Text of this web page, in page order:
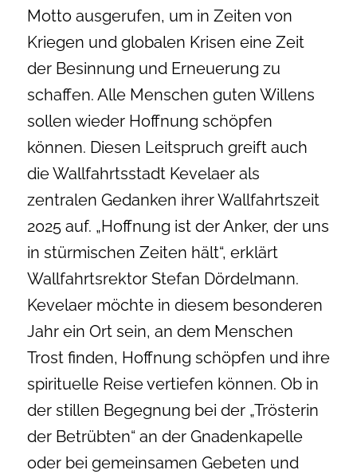
Motto ausgerufen, um in Zeiten von
Kriegen und globalen Krisen eine Zeit
der Besinnung und Erneuerung zu
schaffen. Alle Menschen guten Willens
sollen wieder Hoffnung schöpfen
können. Diesen Leitspruch greift auch
die Wallfahrtsstadt Kevelaer als
zentralen Gedanken ihrer Wallfahrtszeit
2025 auf. „Hoffnung ist der Anker, der uns
in stürmischen Zeiten hält“, erklärt
Wallfahrtsrektor Stefan Dördelmann.
Kevelaer möchte in diesem besonderen
Jahr ein Ort sein, an dem Menschen
Trost finden, Hoffnung schöpfen und ihre
spirituelle Reise vertiefen können. Ob in
der stillen Begegnung bei der „Trösterin
der Betrübten“ an der Gnadenkapelle
oder bei gemeinsamen Gebeten und